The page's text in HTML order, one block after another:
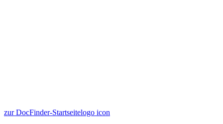
zur DocFinder-Startseitelogo icon